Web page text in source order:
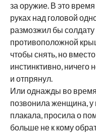
за оружие. В это
руках над головой
размозжил бы
противоположной
чтобы снять, но
инстинктивно, ничего
и отпрянул.
Или однажды во
позвонила женщина, у
плакала, просила о
больше не к кому